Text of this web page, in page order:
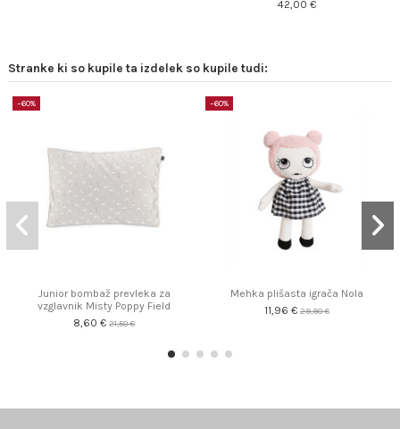
42,00 €
Stranke ki so kupile ta izdelek so kupile tudi:
−60%
Junior bombaž prevleka za
vzglavnik Misty Poppy Field
8,60 €21,50 €
−60%
Mehka plišasta igrača Nola
11,96 € 29,90 €